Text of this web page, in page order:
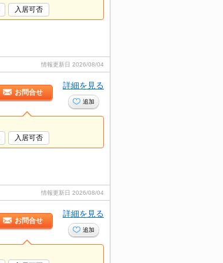
入居可否
情報更新日 2026/08/04
お問合せ
詳細を見る
追加
入居可否
情報更新日 2026/08/04
お問合せ
詳細を見る
追加